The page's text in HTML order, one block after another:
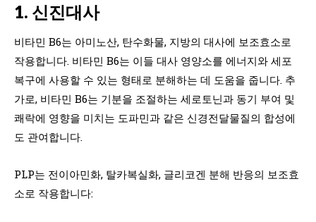
1. 신진대사
비타민 B6는 아미노산, 탄수화물, 지방의 대사에 보조효소로
작용합니다. 비타민 B6는 이들 대사 영양소를 에너지와 세포
복구에 사용할 수 있는 형태로 분해하는 데 도움을 줍니다. 추
가로, 비타민 B6는 기분을 조절하는 세로토닌과 동기 부여 및
쾌락에 영향을 미치는 도파민과 같은 신경전달물질의 합성에
도 관여합니다.
PLP는 전이아민화, 탈카복실화, 글리코겐 분해 반응의 보조효
소로 작용합니다: